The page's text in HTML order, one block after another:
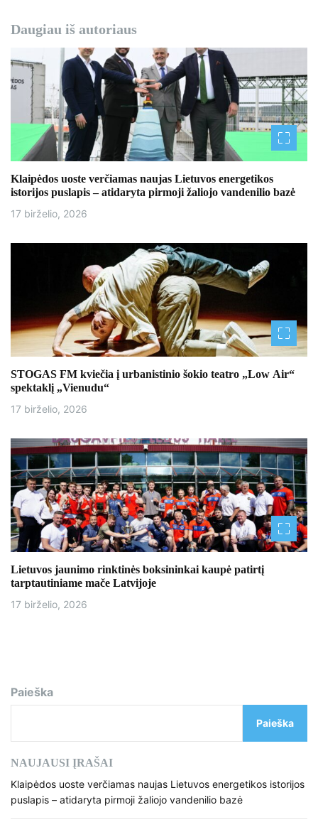
Daugiau iš autoriaus
Klaipėdos uoste verčiamas naujas Lietuvos energetikos
istorijos puslapis – atidaryta pirmoji žaliojo vandenilio bazė
17 birželio, 2026
STOGAS FM kviečia į urbanistinio šokio teatro „Low Air“
spektaklį „Vienudu“
17 birželio, 2026
Lietuvos jaunimo rinktinės boksininkai kaupė patirtį
tarptautiniame mače Latvijoje
17 birželio, 2026
Paieška
Paieška
NAUJAUSI ĮRAŠAI
Klaipėdos uoste verčiamas naujas Lietuvos energetikos istorijos
puslapis – atidaryta pirmoji žaliojo vandenilio bazė